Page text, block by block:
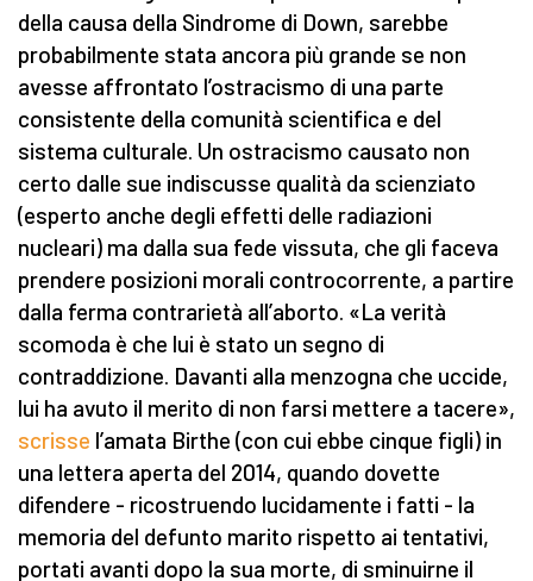
della causa della Sindrome di Down, sarebbe
probabilmente stata ancora più grande se non
avesse affrontato l’ostracismo di una parte
consistente della comunità scientifica e del
sistema culturale. Un ostracismo causato non
certo dalle sue indiscusse qualità da scienziato
(esperto anche degli effetti delle radiazioni
nucleari) ma dalla sua fede vissuta, che gli faceva
prendere posizioni morali controcorrente, a partire
dalla ferma contrarietà all’aborto. «La verità
scomoda è che lui è stato un segno di
contraddizione. Davanti alla menzogna che uccide,
lui ha avuto il merito di non farsi mettere a tacere»,
scrisse l’amata Birthe (con cui ebbe cinque figli) in
una lettera aperta del 2014, quando dovette
difendere - ricostruendo lucidamente i fatti - la
memoria del defunto marito rispetto ai tentativi,
portati avanti dopo la sua morte, di sminuirne il